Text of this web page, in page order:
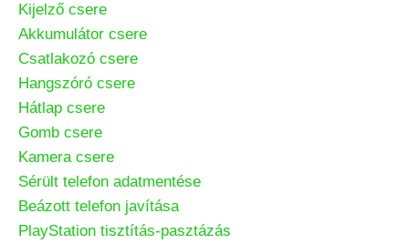
Kijelző csere
Akkumulátor csere
Csatlakozó csere
Hangszóró csere
Hátlap csere
Gomb csere
Kamera csere
Sérült telefon adatmentése
Beázott telefon javítása
PlayStation tisztítás-pasztázás